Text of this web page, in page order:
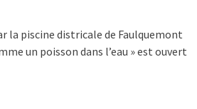
la piscine districale de Faulquemont
un poisson dans l’eau » est ouvert